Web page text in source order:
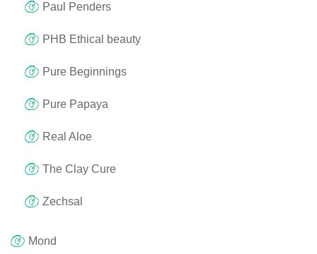
Paul Penders
PHB Ethical beauty
Pure Beginnings
Pure Papaya
Real Aloe
The Clay Cure
Zechsal
Mond